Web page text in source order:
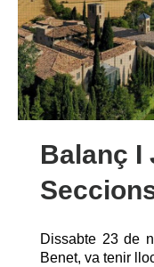
Balanç I
Dissabte 23 de
Benet, va tenir